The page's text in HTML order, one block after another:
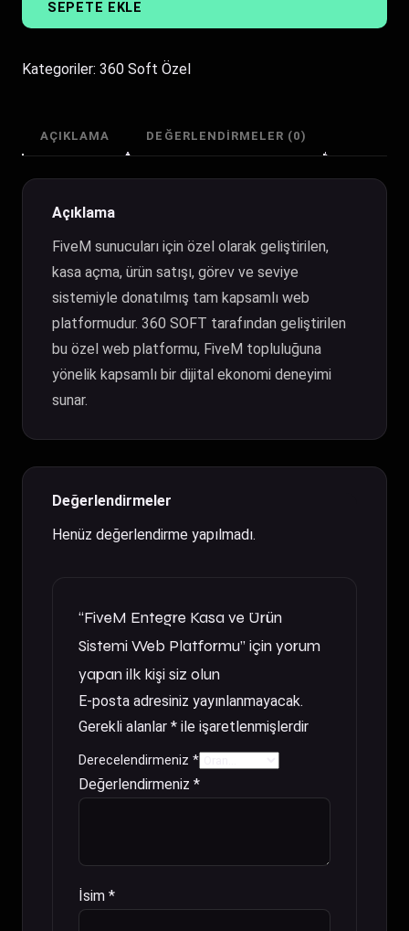
Kasa
Ürün
Platformu
adet
SEPETE EKLE
Kategoriler: 360 Soft Özel
AÇIKLAMA DEĞERLENDIRMELER (0)
Açıklama
FiveM sunucuları için özel olarak geliştirilen,
kasa açma, ürün satışı, görev ve seviye
sistemiyle donatılmış tam kapsamlı web
platformudur. 360 SOFT tarafından geliştirilen
bu özel web platformu, FiveM topluluğuna
yönelik kapsamlı bir dijital ekonomi deneyimi
sunar.
Değerlendirmeler
Henüz değerlendirme yapılmadı.
“FiveM Entegre Kasa ve Ürün
Sistemi Web Platformu” için yorum
yapan ilk kişi siz olun
E-posta adresiniz yayınlanmayacak.
Gerekli alanlar * ile işaretlenmişlerdir
Derecelendirmeniz *
Değerlendirmeniz *
İsim *